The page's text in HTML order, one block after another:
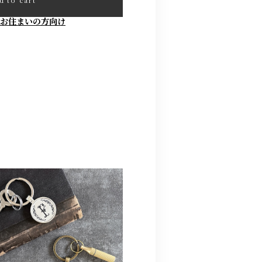
住まいの方向け